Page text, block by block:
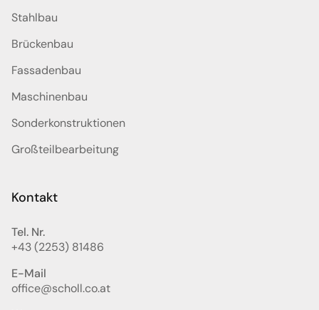
Stahlbau
Brückenbau
Fassadenbau
Maschinenbau
Sonderkonstruktionen
Großteilbearbeitung
Kontakt
Tel. Nr.
+43 (2253) 81486
E-Mail
office@scholl.co.at